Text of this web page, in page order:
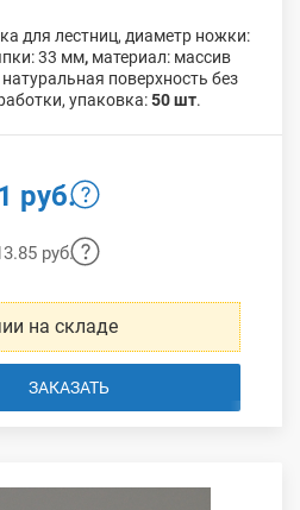
для лестниц, диаметр ножки:
33 мм, материал: массив
поверхность без
упаковка:50 шт.
руб.
руб.
на складе
ЗАКАЗАТЬ